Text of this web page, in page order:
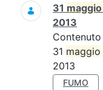
31 maggio
2013
Contenuto
31 maggio
2013
FUMO